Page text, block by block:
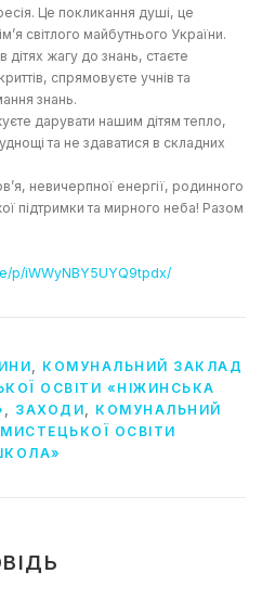
Це покликання душі, це
світлого майбутнього України.
жагу до знань, стаєте
спрямовуєте учнів та
знань.
дарувати нашим дітям тепло,
та не здаватися в складних
невичерпної енергії, родинного
підтримки та мирного неба! Разом
p/iWWyNBY5UYQ9tpdx/
, КОМУНАЛЬНИЙ ЗАКЛАД
ОСВІТИ «НІЖИНСЬКА
, ЗАХОДИ, КОМУНАЛЬНИЙ
ОСВІТИ